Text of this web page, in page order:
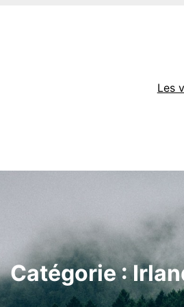
Les
Catégorie :